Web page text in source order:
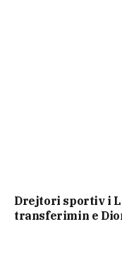
Drejtori sportiv i
transferimin e